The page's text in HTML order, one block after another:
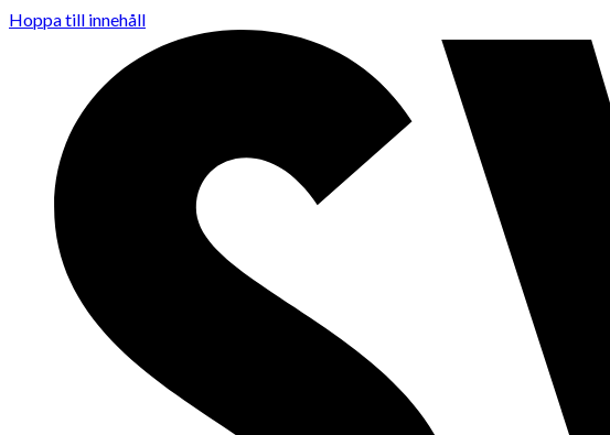
Hoppa till innehåll